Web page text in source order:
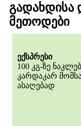
გადახდისა
მეთოდები
ექსპრესი
100 კგ-ზე
კარდაკარ
ასაღებად